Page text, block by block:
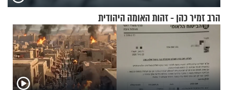
הרב זמיר כהן - זהות האומה היהודית